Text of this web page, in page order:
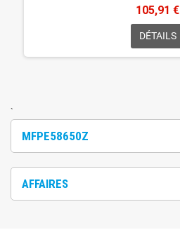
`
MFPE58650Z
AFFAIRES
105,91 €
DÉTAILS